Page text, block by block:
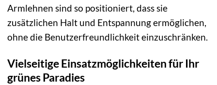
Armlehnen sind so positioniert, dass sie
zusätzlichen Halt und Entspannung ermöglichen,
ohne die Benutzerfreundlichkeit einzuschränken.
Vielseitige Einsatzmöglichkeiten für Ihr
grünes Paradies